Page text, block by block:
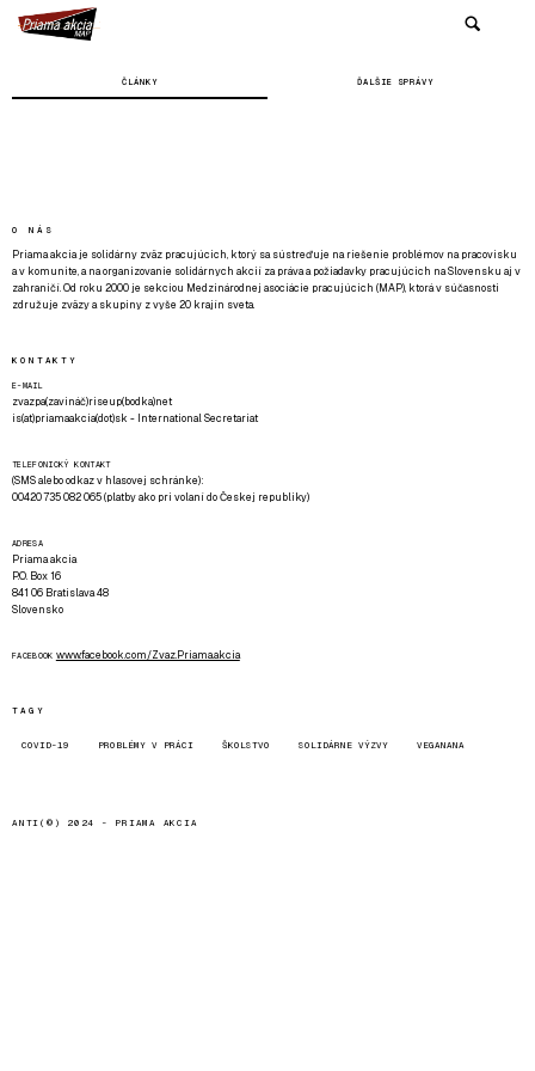
ČLÁNKY ĎALŠIE SPRÁVY
O NÁS
Priama akcia je solidárny zväz pracujúcich, ktorý sa sústreďuje na riešenie problémov na pracovisku
a v komunite, a na organizovanie solidárnych akcií za práva a požiadavky pracujúcich na Slovensku aj v
zahraničí. Od roku 2000 je sekciou Medzinárodnej asociácie pracujúcich (MAP), ktorá v súčasnosti
združuje zväzy a skupiny z vyše 20 krajín sveta.
KONTAKTY
E-MAIL
zvazpa(zavináč)riseup(bodka)net
is(at)priamaakcia(dot)sk - International Secretariat
TELEFONICKÝ KONTAKT
(SMS alebo odkaz v hlasovej schránke):
00420 735 082 065 (platby ako pri volaní do Českej republiky)
ADRESA
Priama akcia
P.O. Box 16
841 06 Bratislava 48
Slovensko
FACEBOOK www.facebook.com/Zvaz.Priama.akcia
TAGY
COVID-19 PROBLÉMY V PRÁCI ŠKOLSTVO SOLIDÁRNE VÝZVY VEGANANA
ANTI(©) 2024 - PRIAMA AKCIA